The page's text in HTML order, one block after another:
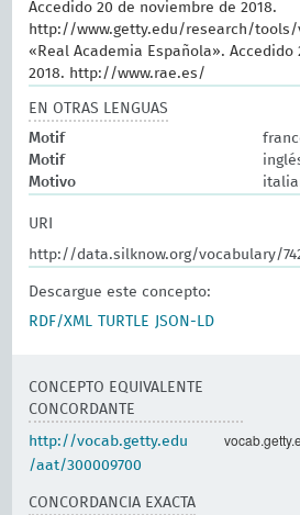
Accedido 20 de noviembre de 2018.
http://www.getty.edu/research/
«Real Academia Española». Accedido
2018. http://www.rae.es/
EN OTRAS LENGUAS
Motif
Motif
Motivo
URI
http://data.silknow.org/vocabulary/
Descargue este concepto:
RDF/XML
TURTLE JSON-LD
CONCEPTO EQUIVALENTE
CONCORDANTE
http://vocab.getty.edu
/aat/300009700
CONCORDANCIA EXACTA